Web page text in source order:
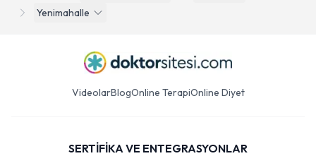
Yenimahalle
VideolarBlogOnline TerapiOnline Diyet
SERTİFİKA VE ENTEGRASYONLAR